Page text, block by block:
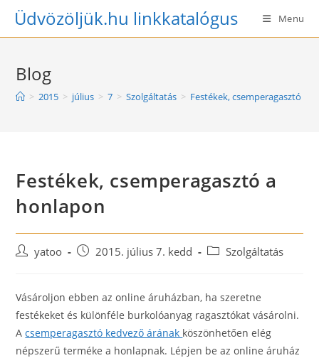
SkipÜdvözöljük.hu linkkatalógus Menu
Blog
> 2015 > július > 7 > Szolgáltatás > Festékek, csemperagasztó a
Festékek, csemperagasztó a
honlapon
Postyatoo
Post2015. július 7. kedd
PostSzolgáltatás
Vásároljon ebben az online áruházban, ha szeretne
festékeket és különféle burkolóanyag ragasztókat vásárolni.
Acsemperagasztó kedvező árának köszönhetően elég
népszerű terméke a honlapnak. Lépjen be az online áruház